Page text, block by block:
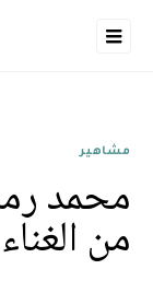
مشاهير
محمد
من